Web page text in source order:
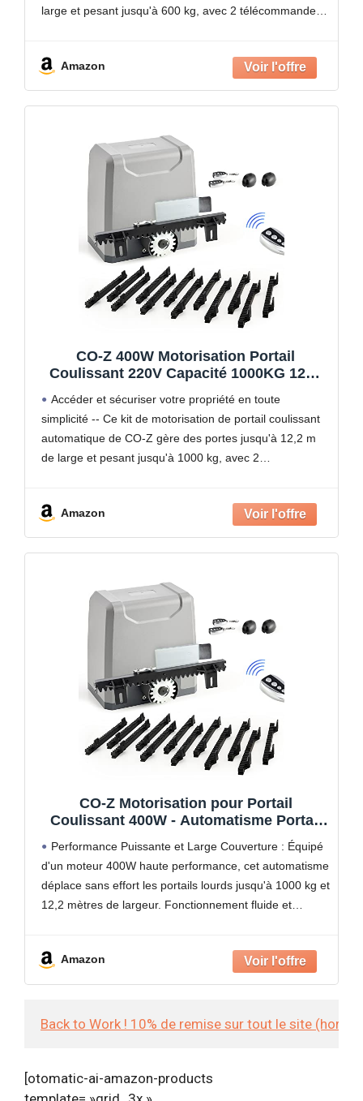
large et pesant jusqu'à 600 kg, avec 2 télécommandes
Amazon
CO-Z 400W Motorisation Portail
Coulissant 220V Capacité 1000KG 12M,
Automatique avec avec 2
Télécommandes, 4m Crémaillères,
Capteurs Infrarouges
Accéder et sécuriser votre propriété en toute
simplicité -- Ce kit de motorisation de portail coulissant
automatique de CO-Z gère des portes jusqu'à 12,2 m
de large et pesant jusqu'à 1000 kg, avec 2
Amazon
CO-Z Motorisation pour Portail
Coulissant 400W - Automatisme Portail
1000KG 12M avec 2 Télécommandes, 4m
Crémaillères et Capteurs de Sécurité -
IP44
Performance Puissante et Large Couverture : Équipé
d'un moteur 400W haute performance, cet automatisme
déplace sans effort les portails lourds jusqu'à 1000 kg et
12,2 mètres de largeur. Fonctionnement fluide et
Amazon
Back to Work ! 10% de remise sur tout le site (hors
[otomatic-ai-amazon-products